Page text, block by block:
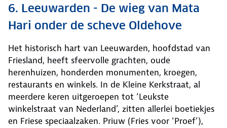
6. Leeuwarden - De wieg van Mata
Hari onder de scheve Oldehove
Het historisch hart van Leeuwarden, hoofdstad van
Friesland, heeft sfeervolle grachten, oude
herenhuizen, honderden monumenten, kroegen,
restaurants en winkels. In de Kleine Kerkstraat, al
meerdere keren uitgeroepen tot ‘Leukste
winkelstraat van Nederland’, zitten allerlei boetiekjes
en Friese speciaalzaken. Priuw (Fries voor ‘Proef’),